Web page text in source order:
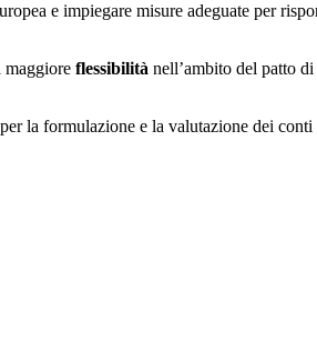
e impiegare misure adeguate per
maggiore flessibilità nell’ambito del patto
la formulazione e la valutazione dei